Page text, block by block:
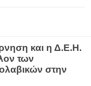
και η Δ.Ε.Η.
των
στην